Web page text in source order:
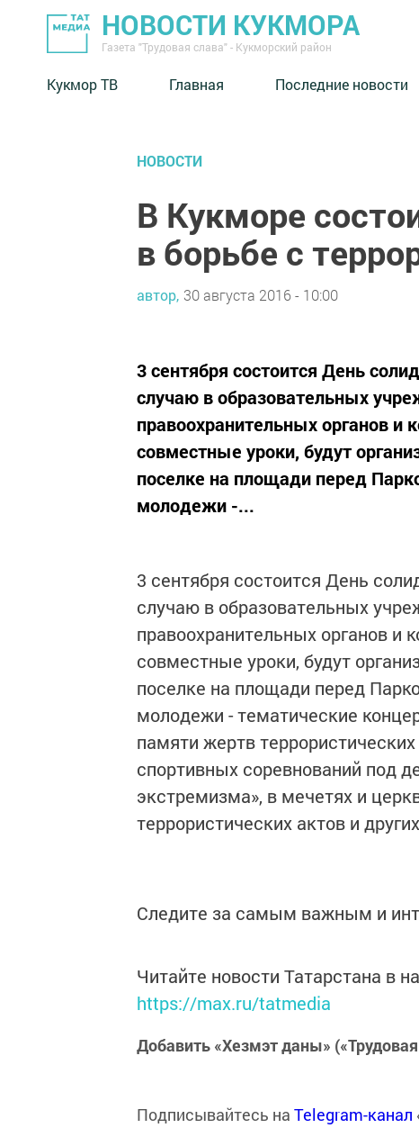
НОВОСТИ КУКМОРА
Газета "Трудовая слава" - Кукморский район
Кукмор ТВ Главная Последние новости
НОВОСТИ
В Кукморе
в борьбе с
автор, 30 августа 2016 - 10:00
3 сентября состоится День
случаю в образовательных
правоохранительных органов и
совместные уроки, будут
поселке на площади перед
молодежи -...
3 сентября состоится День
случаю в образовательных
правоохранительных органов и
совместные уроки, будут
поселке на площади перед
молодежи - тематические
памяти жертв
спортивных соревнований под
экстремизма», в мечетях и
террористических актов и
Следите за самым важным и
Читайте новости Татарстана в
https://max.ru/tatmedia
Добавить «Хезмэт даны»
Подписывайтесь на Telegram-канал